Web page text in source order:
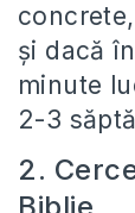
și dacă
minute
2-3
2.